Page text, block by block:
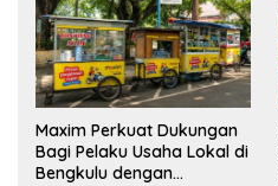
Maxim Perkuat Dukungan
Bagi Pelaku Usaha Lokal di
Bengkulu dengan